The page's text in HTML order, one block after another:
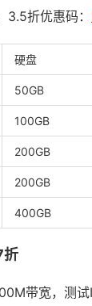
折优惠码：
硬盘
50GB
100GB
200GB
200GB
400GB
折
带宽，测试